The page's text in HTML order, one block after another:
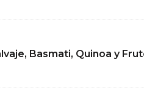
Basmati, Quinoa y